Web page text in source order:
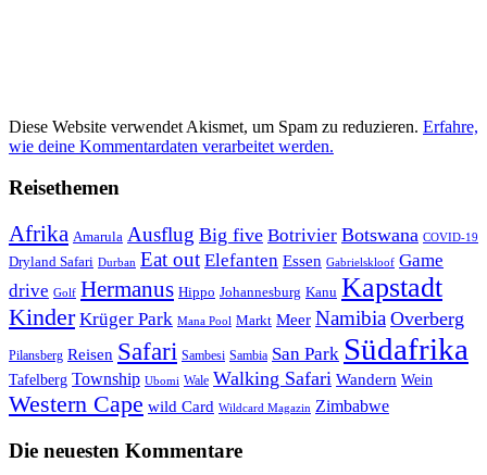
Diese Website verwendet Akismet, um Spam zu reduzieren. Erfahre,
wie deine Kommentardaten verarbeitet werden.
Reisethemen
Afrika Amarula Ausflug Big five Botrivier Botswana COVID-19
Dryland Safari Durban Eat out Elefanten Essen Gabrielskloof Game
drive Golf Hermanus Hippo Johannesburg Kanu Kapstadt
Kinder Krüger Park Mana Pool Markt Meer Namibia Overberg
Pilansberg Reisen Safari Sambesi Sambia San Park Südafrika
Tafelberg Township Ubomi Wale Walking Safari Wandern Wein
Western Cape wild Card Wildcard Magazin Zimbabwe
Die neuesten Kommentare